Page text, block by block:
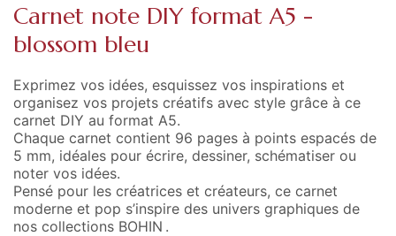
Carnet note DIY format A5 -
blossom bleu
Exprimez vos idées, esquissez vos inspirations et
organisez vos projets créatifs avec style grâce à ce
carnet DIY au format A5.
Chaque carnet contient 96 pages à points espacés de
5 mm, idéales pour écrire, dessiner, schématiser ou
noter vos idées.
Pensé pour les créatrices et créateurs, ce carnet
moderne et pop s’inspire des univers graphiques de
nos collections BOHIN .